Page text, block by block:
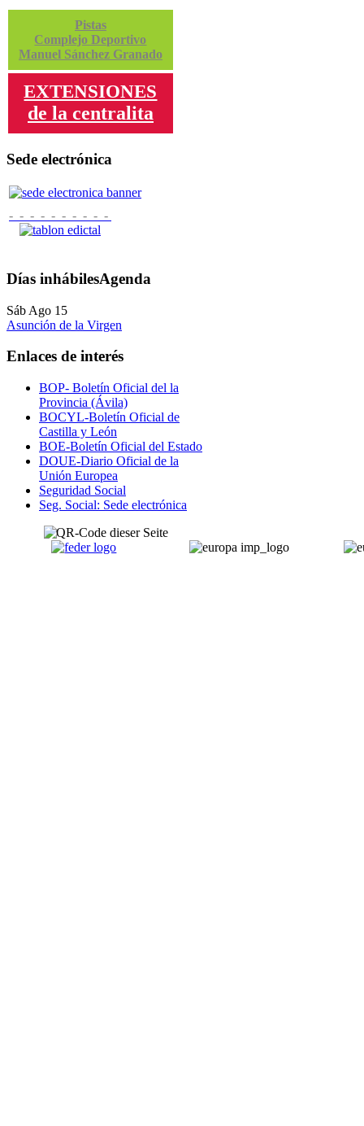
Pistas
Complejo Deportivo
Manuel Sánchez Granado
EXTENSIONES
de la centralita
Sede electrónica
- - - - - - - - - -
Días inhábilesAgenda
Sáb Ago 15
Asunción de la Virgen
Enlaces de interés
BOP- Boletín Oficial del la
Provincia (Ávila)
BOCYL-Boletín Oficial de
Castilla y León
BOE-Boletín Oficial del Estado
DOUE-Diario Oficial de la
Unión Europea
Seguridad Social
Seg. Social: Sede electrónica